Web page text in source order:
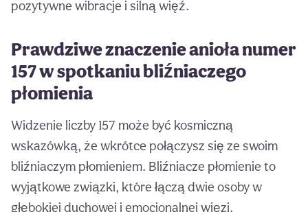
pozytywne wibracje i silną więź.
Prawdziwe znaczenie anioła numer
157 w spotkaniu bliźniaczego
płomienia
Widzenie liczby 157 może być kosmiczną
wskazówką, że wkrótce połączysz się ze swoim
bliźniaczym płomieniem. Bliźniacze płomienie to
wyjątkowe związki, które łączą dwie osoby w
głębokiej duchowej i emocjonalnej więzi.